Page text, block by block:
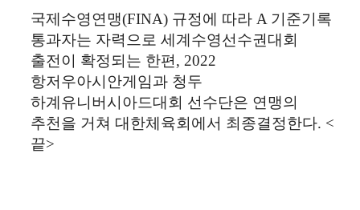
국제수영연맹(FINA) 규정에 따라 A 기준기록
통과자는 자력으로 세계수영선수권대회
출전이 확정되는 한편 , 2022
항저우아시안게임과 청두
하계유니버시아드대회 선수단은 연맹의
추천을 거쳐 대한체육회에서 최종결정한다. <
끝>